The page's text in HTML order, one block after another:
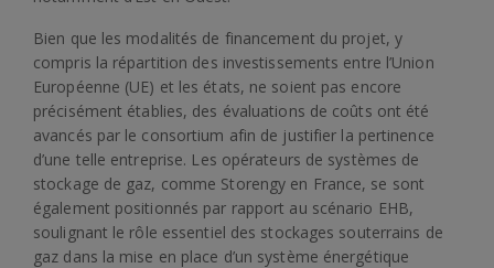
Bien que les modalités de financement du projet, y
compris la répartition des investissements entre l’Union
Européenne (UE) et les états, ne soient pas encore
précisément établies, des évaluations de coûts ont été
avancés par le consortium afin de justifier la pertinence
d’une telle entreprise. Les opérateurs de systèmes de
stockage de gaz, comme Storengy en France, se sont
également positionnés par rapport au scénario EHB,
soulignant le rôle essentiel des stockages souterrains de
gaz dans la mise en place d’un système énergétique